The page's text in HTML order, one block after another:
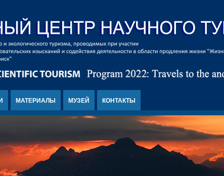
МАТЕРИАЛЫ МУЗЕЙ КОНТАКТЫ